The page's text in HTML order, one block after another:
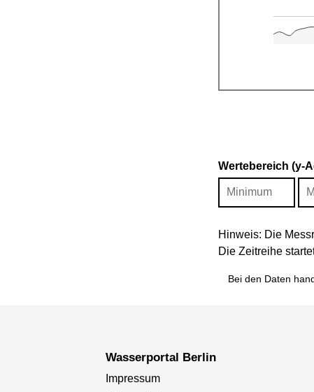
Wertebereich (y-
Hinweis: Die
Die Zeitreihe
Bei den Daten
Wasserportal Berlin
Impressum